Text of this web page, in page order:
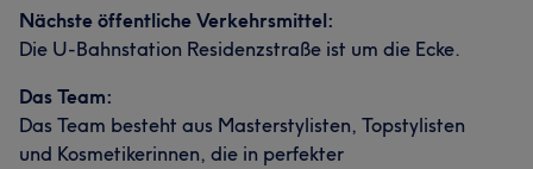
Nächste öffentliche Verkehrsmittel:
Die U-Bahnstation Residenzstraße ist um die Ecke.
Das Team:
Das Team besteht aus Masterstylisten, Topstylisten
und Kosmetikerinnen, die in perfekter